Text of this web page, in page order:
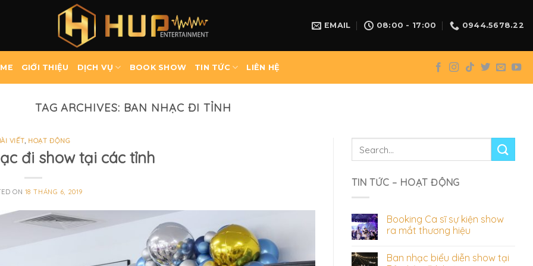
EMAIL 08:00 - 17:00 0944.5678.22
GIỚI THIỆU DỊCH VỤ BOOK SHOW TIN TỨC LIÊN HỆ
TAG ARCHIVES: BAN NHẠC ĐI TỈNH
VIẾT, HOẠT ĐỘNG
đi show tại các tỉnh
ON 18 THÁNG 6, 2019
TIN TỨC – HOẠT ĐỘNG
Booking Ca sĩ sự kiện show
ra mắt thương hiệu
Ban nhạc biểu diễn show tại